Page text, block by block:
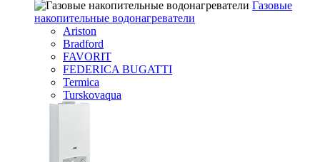
Газовые
накопительные водонагреватели
Ariston
Bradford
FAVORIT
FEDERICA BUGATTI
Termica
Turskovaqua